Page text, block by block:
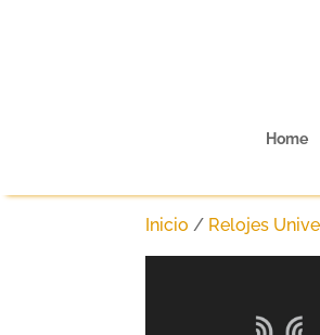
Home
Inicio / Relojes